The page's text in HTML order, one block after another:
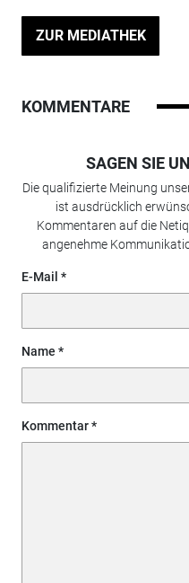
ZUR MEDIATHEK
KOMMENTARE
SAGEN SIE
Die qualifizierte Meinung
ist ausdrücklich
Kommentaren auf die
angenehme
E-Mail
Name
Kommentar